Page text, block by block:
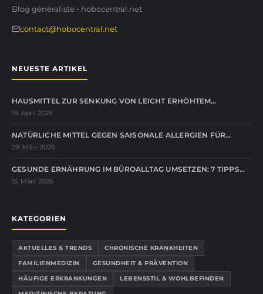
Blog généraliste - hobocentral.net
contact@hobocentral.net
NEUESTE ARTIKEL
HAUSMITTEL ZUR SENKUNG VON LEICHT ERHÖHTEM…
18. April 2026
NATÜRLICHE MITTEL GEGEN SAISONALE ALLERGIEN FÜR…
29. März 2026
GESUNDE ERNÄHRUNG IM BÜROALLTAG UMSETZEN: 7 TIPPS…
15. März 2026
KATEGORIEN
AKTUELLES & TRENDS
CHRONISCHE KRANKHEITEN
FAMILIENMEDIZIN
GESUNDHEIT & PRÄVENTION
HÄUFIGE ERKRANKUNGEN
LEBENSSTIL & WOHLBEFINDEN